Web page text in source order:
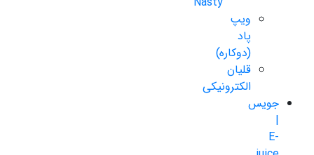
ویپ
پاد
(دوکاره)
قلیان
الکترونیکی
جویس
|
E-